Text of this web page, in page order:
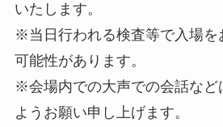
いたします。
※当日行われる検査等で入場を
可能性があります。
※会場内での大声での会話など
ようお願い申し上げます。